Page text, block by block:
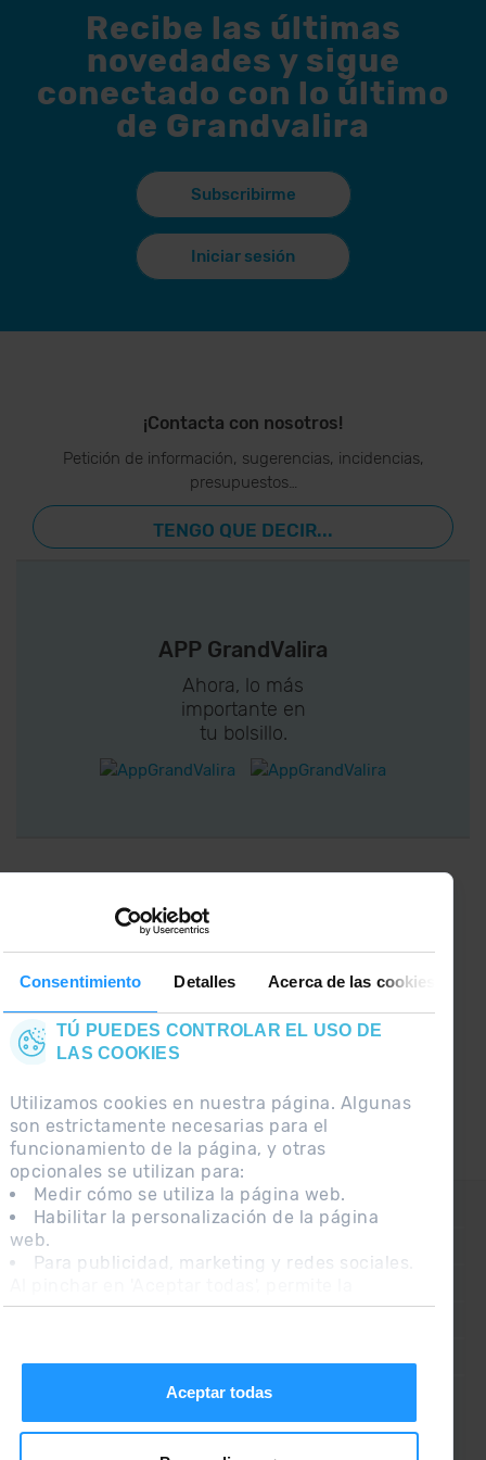
Consentimiento Detalles Acerca de las cookies
TÚ PUEDES CONTROLAR EL USO DE
LAS COOKIES
Utilizamos cookies en nuestra página. Algunas
son estrictamente necesarias para el
funcionamiento de la página, y otras
opcionales se utilizan para:
Medir cómo se utiliza la página web.
Habilitar la personalización de la página
web.
Para publicidad, marketing y redes sociales.
instalación de las cookies. Si prefieres
Aceptar todas
Recibe las últimas
novedades y sigue
conectado con lo último
de Grandvalira
Subscribirme
Iniciar sesión
¡Contacta con nosotros!
Petición de información, sugerencias, incidencias,
presupuestos…
TENGO QUE DECIR...
APP GrandValira
Ahora, lo más
importante en
tu bolsillo.
¡CONECTA CON
GRANDVALIRA!
entérate de lo último el primero :)
CONTACTO
PREGUNTAS FRECUENTES